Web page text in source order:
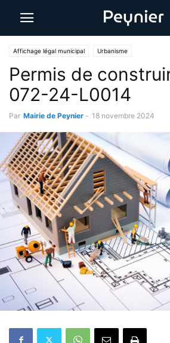
Affichage légal municipal Urbanisme
Permis de
072-24-L0014
Par Mairie de Peynier - 18 novembre 2024